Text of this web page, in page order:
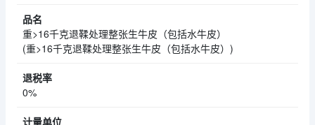
重>16千克退鞣处理整张生牛皮（包括水牛皮）
(重>16千克退鞣处理整张生牛皮（包括水牛皮）)
0%